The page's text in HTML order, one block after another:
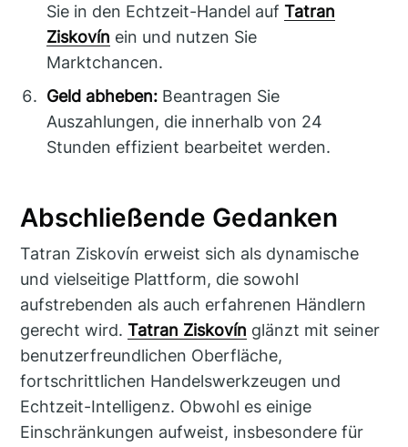
Sie in den Echtzeit-Handel aufTatran
Ziskovín ein und nutzen Sie
Marktchancen.
Geld abheben: Beantragen Sie
Auszahlungen, die innerhalb von 24
Stunden effizient bearbeitet werden.
Abschließende Gedanken
Tatran Ziskovín erweist sich als dynamische
und vielseitige Plattform, die sowohl
aufstrebenden als auch erfahrenen Händlern
gerecht wird.Tatran Ziskovín glänzt mit seiner
benutzerfreundlichen Oberfläche,
fortschrittlichen Handelswerkzeugen und
Echtzeit-Intelligenz. Obwohl es einige
Einschränkungen aufweist, insbesondere für